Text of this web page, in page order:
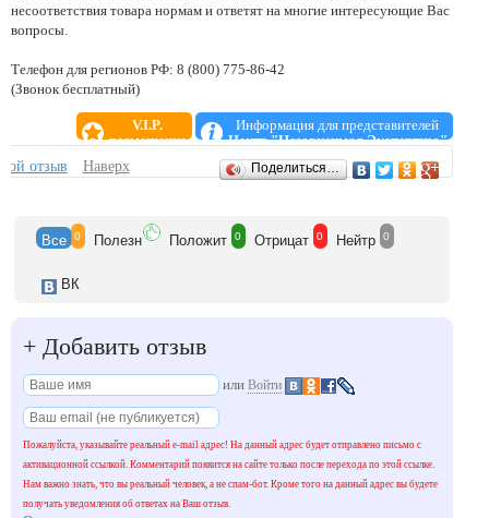
несоответствия товара нормам и ответят на многие интересующие Вас
вопросы.
Телефон для регионов РФ: 8 (800) 775-86-42
(Звонок бесплатный)
V.I.P.
размещение
Информация для представителей
Центр "Независимая Экспертиза"
Отзывы
отзыв Наверх Поделиться…
Все 0 Полезн Положит 0 Отрицат 0 Нейтр 0
ВК
+ Добавить отзыв
или Войти
Пожалуйста, указывайте реальный e-mail адрес! На данный адрес будет отправлено письмо с
активационной ссылкой. Комментарий появится на сайте только после перехода по этой ссылке.
Нам важно знать, что вы реальный человек, а не спам-бот. Кроме того на данный адрес вы будете
получать уведомления об ответах на Ваш отзыв.